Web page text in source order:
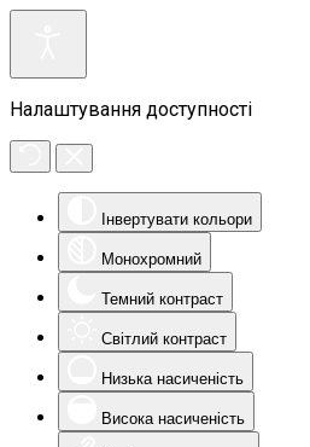
Налаштування доступності
Інвертувати кольори
Монохромний
Темний контраст
Світлий контраст
Низька насиченість
Висока насиченість